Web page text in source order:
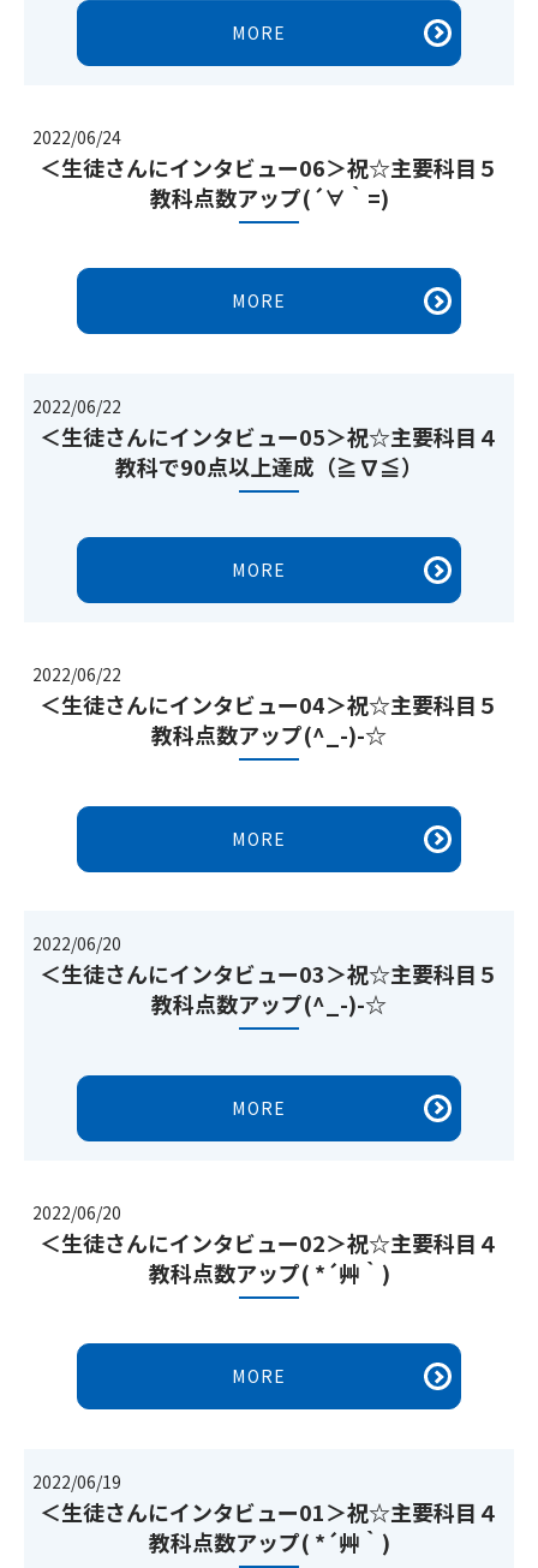
MORE
2022/06/24
＜生徒さんにインタビュー06＞祝☆主要科目５
教科点数アップ(´∀｀=)
MORE
2022/06/22
＜生徒さんにインタビュー05＞祝☆主要科目４
教科で90点以上達成（≧∇≦）
MORE
2022/06/22
＜生徒さんにインタビュー04＞祝☆主要科目５
教科点数アップ(^_-)-☆
MORE
2022/06/20
＜生徒さんにインタビュー03＞祝☆主要科目５
教科点数アップ(^_-)-☆
MORE
2022/06/20
＜生徒さんにインタビュー02＞祝☆主要科目４
教科点数アップ( *´艸｀)
MORE
2022/06/19
＜生徒さんにインタビュー01＞祝☆主要科目４
教科点数アップ( *´艸｀)